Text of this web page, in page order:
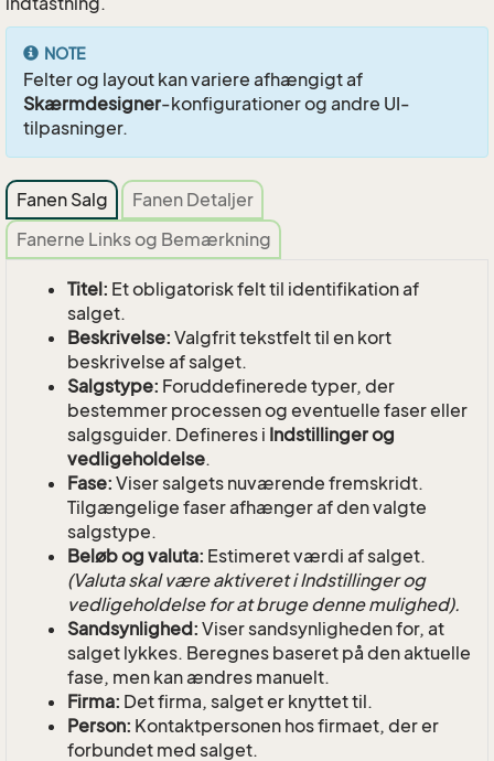
NOTE
Felter og layout kan variere afhængigt af
Skærmdesigner-konfigurationer og andre UI-
tilpasninger.
Fanen Salg
Fanen Detaljer
Fanerne Links og Bemærkning
Titel: Et obligatorisk felt til identifikation af
salget.
Beskrivelse: Valgfrit tekstfelt til en kort
beskrivelse af salget.
Salgstype: Foruddefinerede typer, der
bestemmer processen og eventuelle faser eller
salgsguider. Defineres i Indstillinger og
vedligeholdelse.
Fase: Viser salgets nuværende fremskridt.
Tilgængelige faser afhænger af den valgte
salgstype.
Beløb og valuta: Estimeret værdi af salget.
(Valuta skal være aktiveret i Indstillinger og
vedligeholdelse for at bruge denne mulighed).
Sandsynlighed: Viser sandsynligheden for, at
salget lykkes. Beregnes baseret på den aktuelle
fase, men kan ændres manuelt.
Firma: Det firma, salget er knyttet til.
Person: Kontaktpersonen hos firmaet, der er
forbundet med salget.